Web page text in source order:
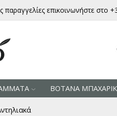
παραγγελίες επικοινωνήστε στο
ΒΟΤΑΝΑ